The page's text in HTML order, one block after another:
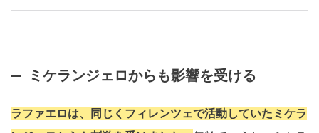
ミケランジェロからも影響を受ける
ラファエロは、同じくフィレンツェで活動していたミケラ